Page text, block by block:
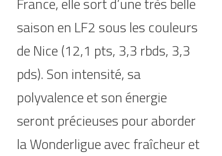
saison en LF2 sous les couleurs
de Nice (12,1 pts, 3,3 rbds, 3,3
pds). Son intensité, sa
polyvalence et son énergie
seront précieuses pour aborder
la Wonderligue avec fraîcheur et